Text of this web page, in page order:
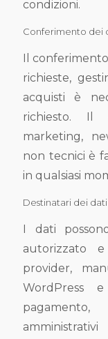
condizioni.
Conferimento dei
Il
richieste,
acquisti è
richiesto. Il
marketing,
non tecnici è
in qualsiasi
Destinatari dei dati
I dati
autorizzato
provider,
WordPress